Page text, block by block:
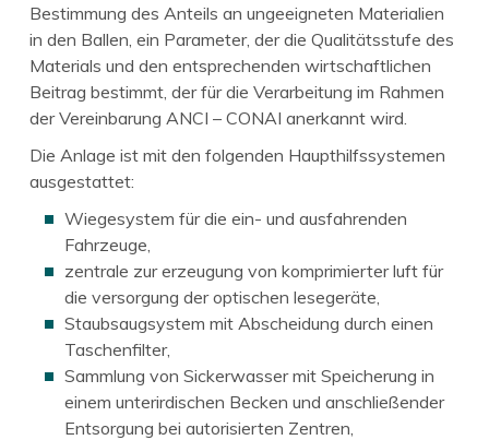
Bestimmung des Anteils an ungeeigneten Materialien
in den Ballen, ein Parameter, der die Qualitätsstufe des
Materials und den entsprechenden wirtschaftlichen
Beitrag bestimmt, der für die Verarbeitung im Rahmen
der Vereinbarung ANCI – CONAI anerkannt wird.
Die Anlage ist mit den folgenden Haupthilfssystemen
ausgestattet:
Wiegesystem für die ein- und ausfahrenden
Fahrzeuge,
zentrale zur erzeugung von komprimierter luft für
die versorgung der optischen lesegeräte,
Staubsaugsystem mit Abscheidung durch einen
Taschenfilter,
Sammlung von Sickerwasser mit Speicherung in
einem unterirdischen Becken und anschließender
Entsorgung bei autorisierten Zentren,